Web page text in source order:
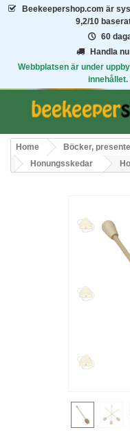
Beekeepershop.com är
9,2/10
60
Handla
Webbplatsen är under
Home Böcker,
Honungsskedar